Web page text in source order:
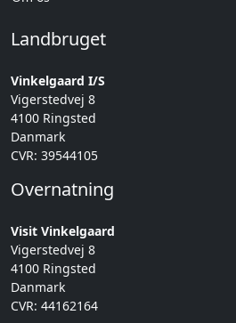
Landbruget
Vinkelgaard I/S
Vigerstedvej 8
4100 Ringsted
Danmark
CVR: 39544105
Overnatning
Visit Vinkelgaard
Vigerstedvej 8
4100 Ringsted
Danmark
CVR: 44162164